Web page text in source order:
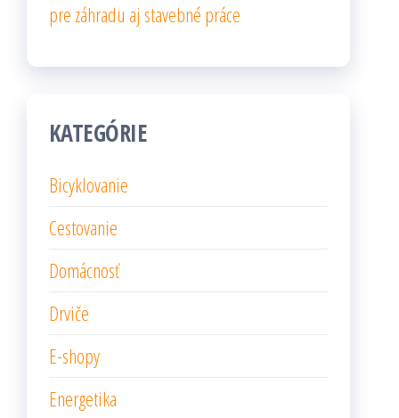
pre záhradu aj stavebné práce
KATEGÓRIE
Bicyklovanie
Cestovanie
Domácnosť
Drviče
E-shopy
Energetika